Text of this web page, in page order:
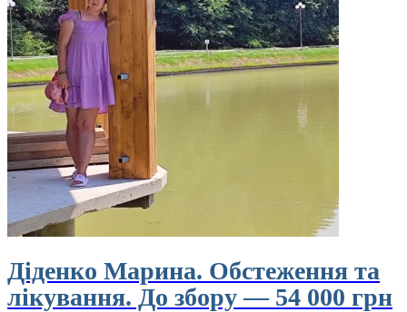
Діденко Марина. Обстеження та
лікування. До збору — 54 000 грн